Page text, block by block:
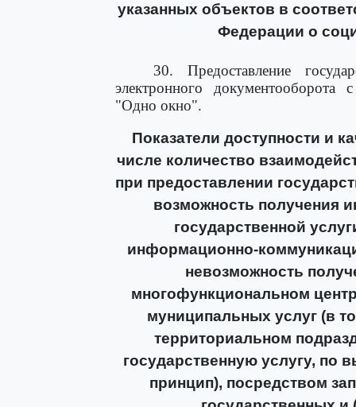
указанных объектов в
Федерации о
30. Предоставление
электронного документооборота
"Одно окно".
Показатели доступности и
числе количество
при предоставлении
возможность получения
государственной
информационно-
невозможность
многофункциональном
муниципальных услуг (в
территориальном
государственную услугу, по
принцип), посредством